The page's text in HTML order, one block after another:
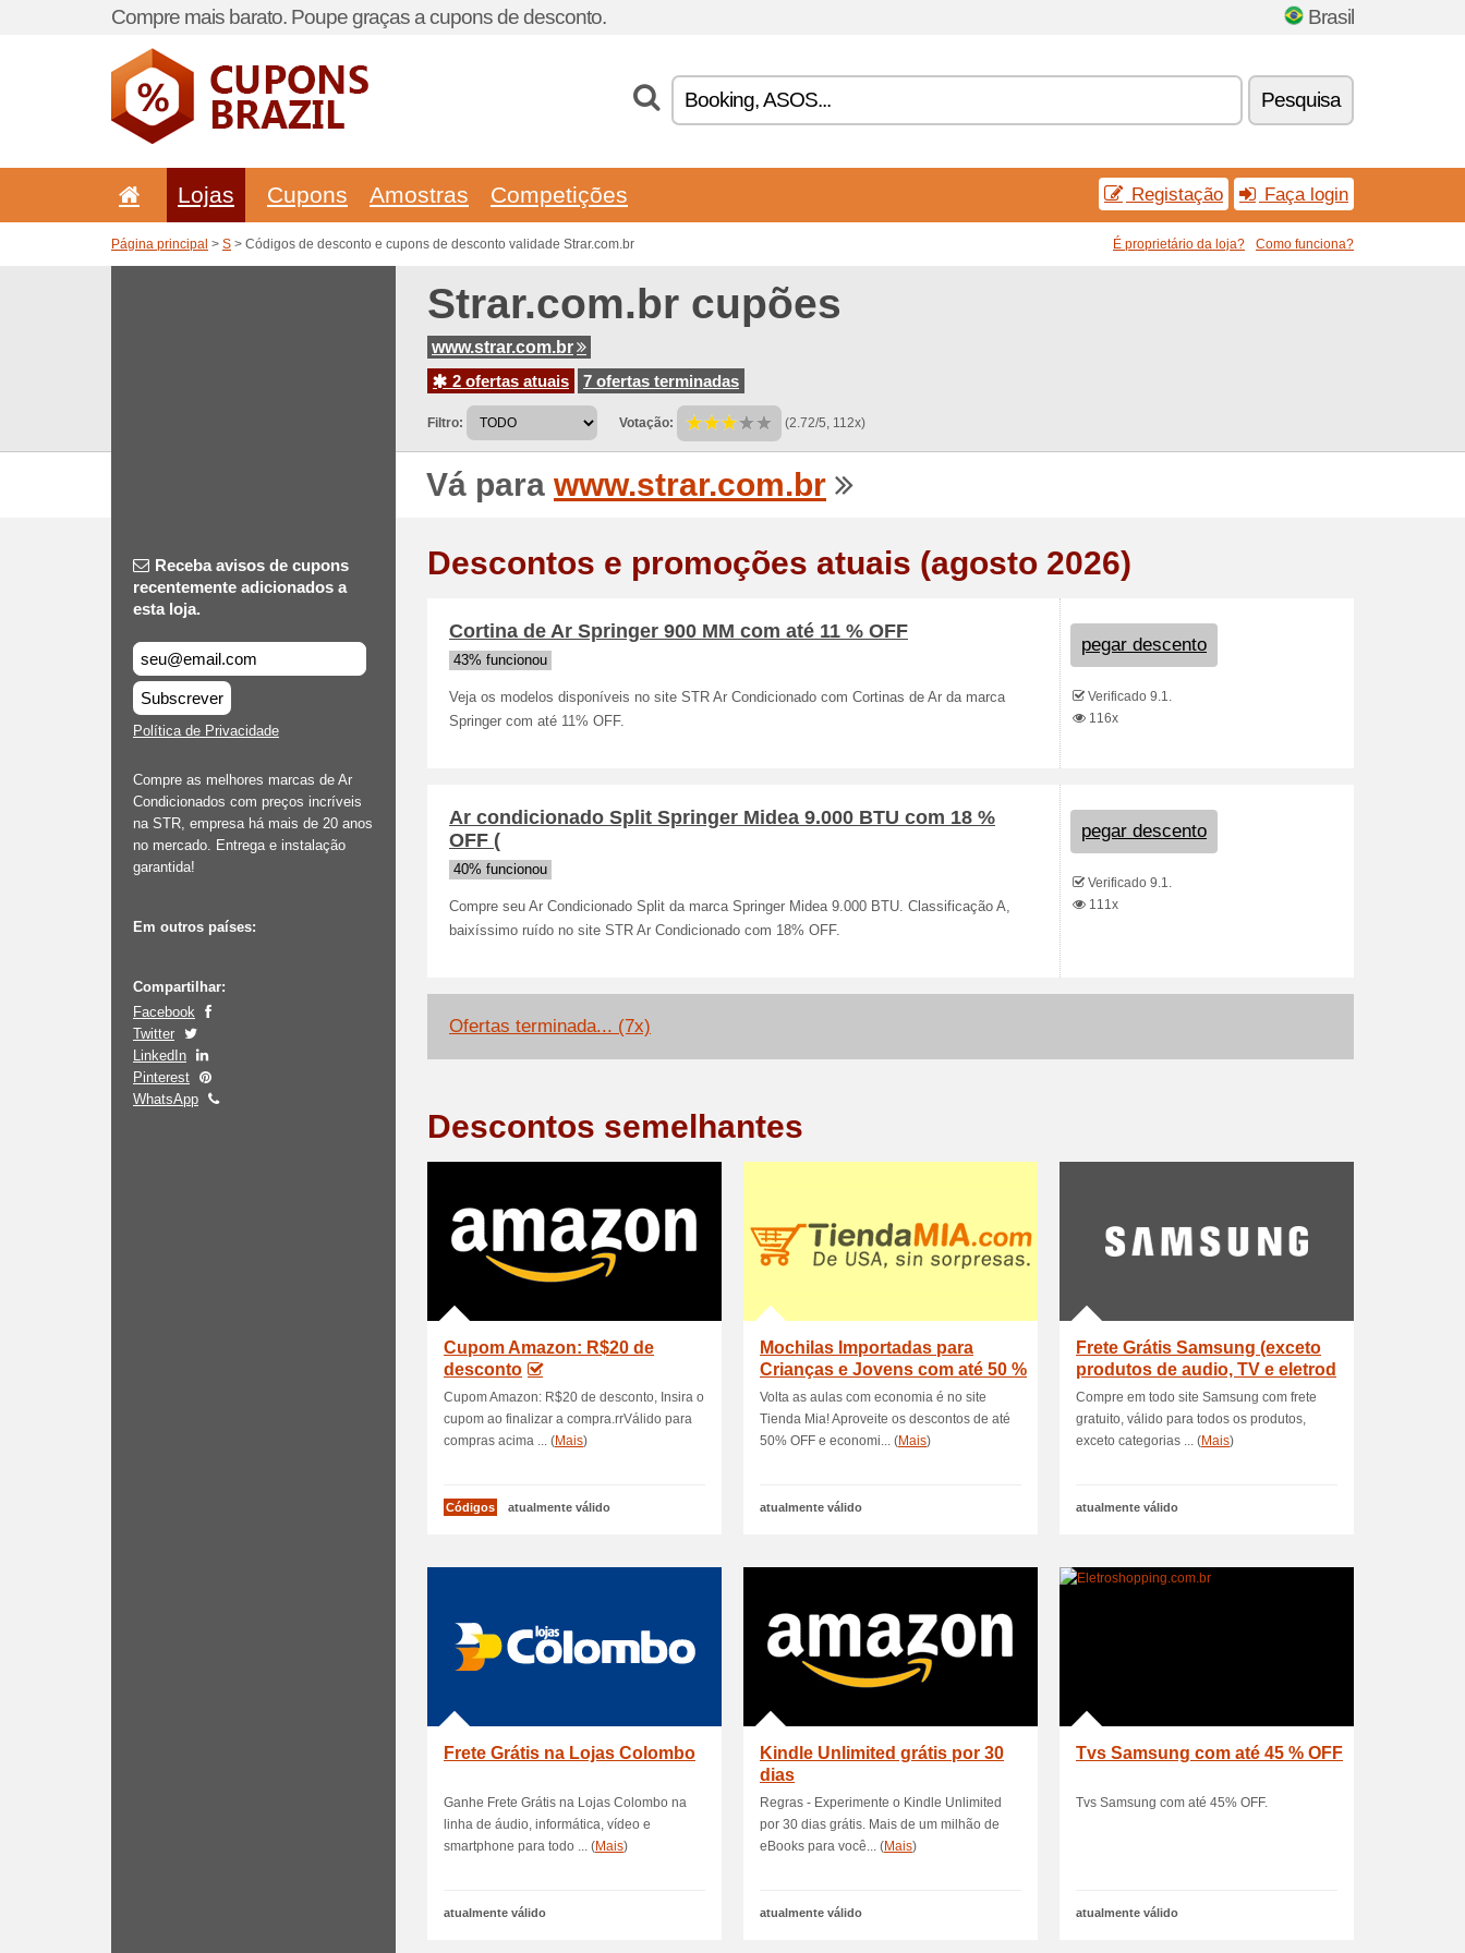
Compre mais barato. Poupe graças a cupons de desconto. Brasil
Pesquisa
Lojas Cupons Amostras Competições Registação Faça login
Página principal > S > Códigos de desconto e cupons de desconto validade Strar.com.br É proprietário da loja? Como funciona?
Strar.com.br cupões
www.strar.com.br
2 ofertas atuais
7 ofertas terminadas
Filtro: Votação: (2.72/5, 112x)
Vá para www.strar.com.br
Receba avisos de cupons
recentemente adicionados a
esta loja.
Subscrever
Política de Privacidade
Compre as melhores marcas de Ar
Condicionados com preços incríveis
na STR, empresa há mais de 20 anos
no mercado. Entrega e instalação
garantida!
Em outros países:
Compartilhar:
Facebook
Twitter
LinkedIn
Pinterest
WhatsApp
Descontos e promoções atuais (agosto 2026)
Cortina de Ar Springer 900 MM com até 11 % OFF
43% funcionou
Veja os modelos disponíveis no site STR Ar Condicionado com Cortinas de Ar da marca
Springer com até 11% OFF.
pegar descento
Verificado 9.1.
116x
Ar condicionado Split Springer Midea 9.000 BTU com 18 %
OFF (
40% funcionou
Compre seu Ar Condicionado Split da marca Springer Midea 9.000 BTU. Classificação A,
baixíssimo ruído no site STR Ar Condicionado com 18% OFF.
pegar descento
Verificado 9.1.
111x
Ofertas terminada... (7x)
Descontos semelhantes
Cupom Amazon: R$20 de
desconto
Cupom Amazon: R$20 de desconto, Insira o
cupom ao finalizar a compra.rrVálido para
compras acima ... (Mais)
Códigos atualmente válido
Mochilas Importadas para
Crianças e Jovens com até 50 %
OFF (
Volta as aulas com economia é no site
Tienda Mia! Aproveite os descontos de até
50% OFF e economi... (Mais)
atualmente válido
Frete Grátis Samsung (exceto
produtos de audio, TV e eletrod
Compre em todo site Samsung com frete
gratuito, válido para todos os produtos,
exceto categorias ... (Mais)
atualmente válido
Frete Grátis na Lojas Colombo
Ganhe Frete Grátis na Lojas Colombo na
linha de áudio, informática, vídeo e
smartphone para todo ... (Mais)
atualmente válido
Kindle Unlimited grátis por 30
dias
Regras - Experimente o Kindle Unlimited
por 30 dias grátis. Mais de um milhão de
eBooks para você... (Mais)
atualmente válido
Tvs Samsung com até 45 % OFF
Tvs Samsung com até 45% OFF.
atualmente válido